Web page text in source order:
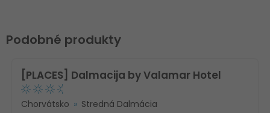
Podobné produkty
[PLACES] Dalmacija by Valamar Hotel
Chorvátsko Stredná Dalmácia